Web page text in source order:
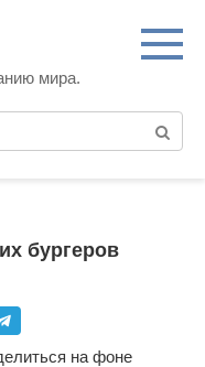
мира.
бургеров
на фоне